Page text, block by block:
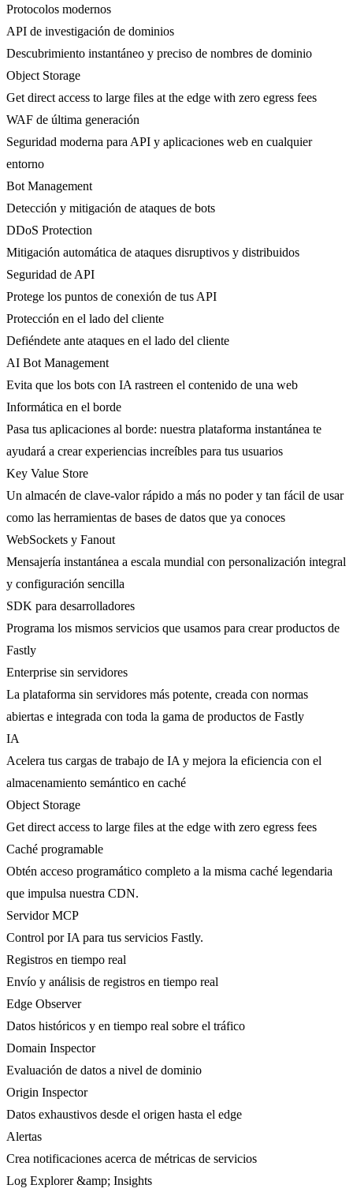
Protocolos modernos
API de investigación de dominios
Descubrimiento instantáneo y preciso de nombres de dominio
Object Storage
Get direct access to large files at the edge with zero egress fees
WAF de última generación
Seguridad moderna para API y aplicaciones web en cualquier
entorno
Bot Management
Detección y mitigación de ataques de bots
DDoS Protection
Mitigación automática de ataques disruptivos y distribuidos
Seguridad de API
Protege los puntos de conexión de tus API
Protección en el lado del cliente
Defiéndete ante ataques en el lado del cliente
AI Bot Management
Evita que los bots con IA rastreen el contenido de una web
Informática en el borde
Pasa tus aplicaciones al borde: nuestra plataforma instantánea te
ayudará a crear experiencias increíbles para tus usuarios
Key Value Store
Un almacén de clave-valor rápido a más no poder y tan fácil de usar
como las herramientas de bases de datos que ya conoces
WebSockets y Fanout
Mensajería instantánea a escala mundial con personalización integral
y configuración sencilla
SDK para desarrolladores
Programa los mismos servicios que usamos para crear productos de
Fastly
Enterprise sin servidores
La plataforma sin servidores más potente, creada con normas
abiertas e integrada con toda la gama de productos de Fastly
IA
Acelera tus cargas de trabajo de IA y mejora la eficiencia con el
almacenamiento semántico en caché
Object Storage
Get direct access to large files at the edge with zero egress fees
Caché programable
Obtén acceso programático completo a la misma caché legendaria
que impulsa nuestra CDN.
Servidor MCP
Control por IA para tus servicios Fastly.
Registros en tiempo real
Envío y análisis de registros en tiempo real
Edge Observer
Datos históricos y en tiempo real sobre el tráfico
Domain Inspector
Evaluación de datos a nivel de dominio
Origin Inspector
Datos exhaustivos desde el origen hasta el edge
Alertas
Crea notificaciones acerca de métricas de servicios
Log Explorer &amp; Insights